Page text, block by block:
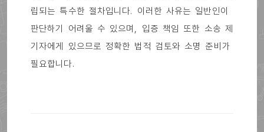
립되는 특수한 절차입니다. 이러한 사유는 일반인이
판단하기 어려울 수 있으며, 입증 책임 또한 소송 제
기자에게 있으므로 정확한 법적 검토와 소명 준비가
필요합니다.